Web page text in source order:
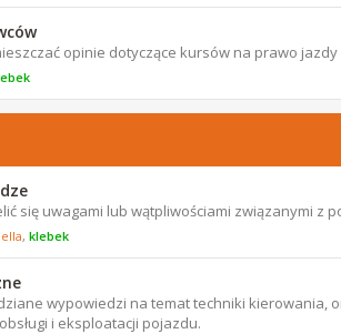
opinie dotyczące kursów na prawo jazdy
się uwagami lub wątpliwościami związanymi z
ella, klebek
wypowiedzi na temat techniki kierowania,
i eksploatacji pojazdu.